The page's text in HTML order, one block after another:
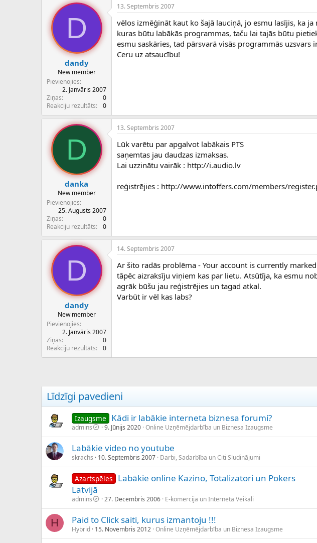
e
d
e
z
s
ā
c
ē
k
m
a
a
t
u
m
s
D
dandy
New member
Pievienojies
2. Janvāris 2007
Ziņas
0
Reakciju rezultāts
0
13. Septembris 2007
vēlos izmēģināt kaut ko šajā lauciņā, jo esmu lasījis, ka
kuras būtu labākās programmas, taču lai tajās būtu
esmu saskāries, tad pārsvarā visās programmās uzsvars
Ceru uz atsaucību!
D
danka
New member
Pievienojies
25. Augusts 2007
Ziņas
0
Reakciju rezultāts
0
13. Septembris 2007
Lūk varētu par apgalvot labākais PTS
saņemtas jau daudzas izmaksas.
Lai uzzinātu vairāk : http://i.audio.lv
reģistrējies : http://www.intoffers.com/members/
D
dandy
New member
Pievienojies
2. Janvāris 2007
Ziņas
0
Reakciju rezultāts
0
14. Septembris 2007
Ar šito radās problēma - Your account is currently
tāpēc aizraksīju viņiem kas par lietu. Atsūtīja, ka esmu
agrāk būšu jau reģistrējies un tagad atkal.
Varbūt ir vēl kas labs?
Līdzīgi pavedieni
Izaugsme Kādi ir labākie interneta biznesa forumi?
admins 9. Jūnijs 2020 Online Uzņēmējdarbība un Biznesa Izaugsme
Labākie video no youtube
skrachs 10. Septembris 2007 Darbi, Sadarbība un Citi Sludinājumi
Azartspēles
Labākie online Kazino, Totalizatori un Pokers
Latvijā
admins 27. Decembris 2006 E-komercija un Interneta Veikali
H Paid to Click saiti, kurus izmantoju !!!
Hybrid 15. Novembris 2012 Online Uzņēmējdarbība un Biznesa Izaugsme